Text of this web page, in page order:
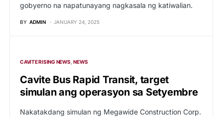
gobyerno na napatunayang nagkasala ng katiwalian.
BY ADMIN JANUARY 24, 2025
CAVITE RISING NEWS NEWS
Cavite Bus Rapid Transit, target
simulan ang operasyon sa Setyembre
Nakatakdang simulan ng Megawide Construction Corp.